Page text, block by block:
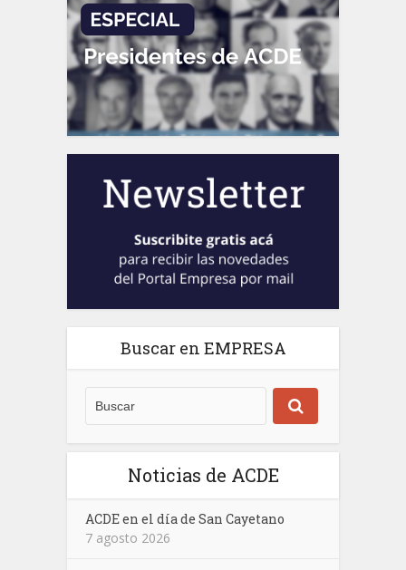
Buscar en EMPRESA
Noticias de ACDE
ACDE en el día de San Cayetano
7 agosto 2026